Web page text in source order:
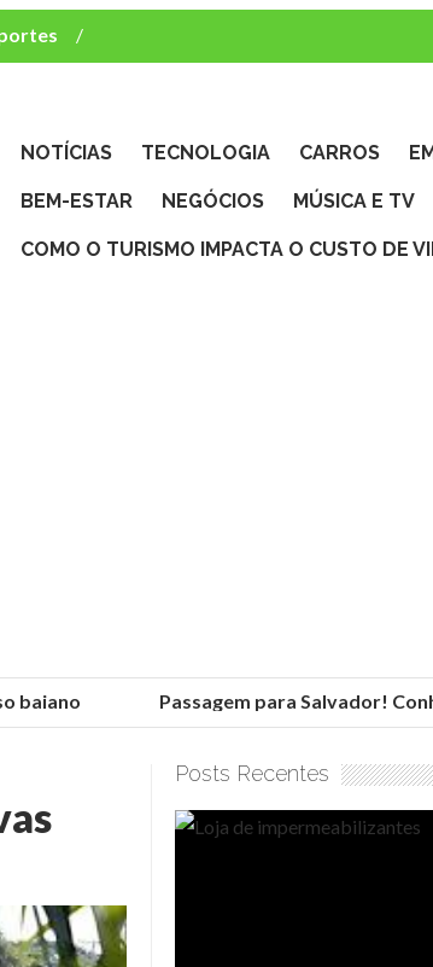
NOTÍCIAS TECNOLOGIA CARROS
BEM-ESTAR NEGÓCIOS MÚSICA E TV
COMO O TURISMO IMPACTA O CUSTO DE
Passagem para Salvador!
Posts Recentes